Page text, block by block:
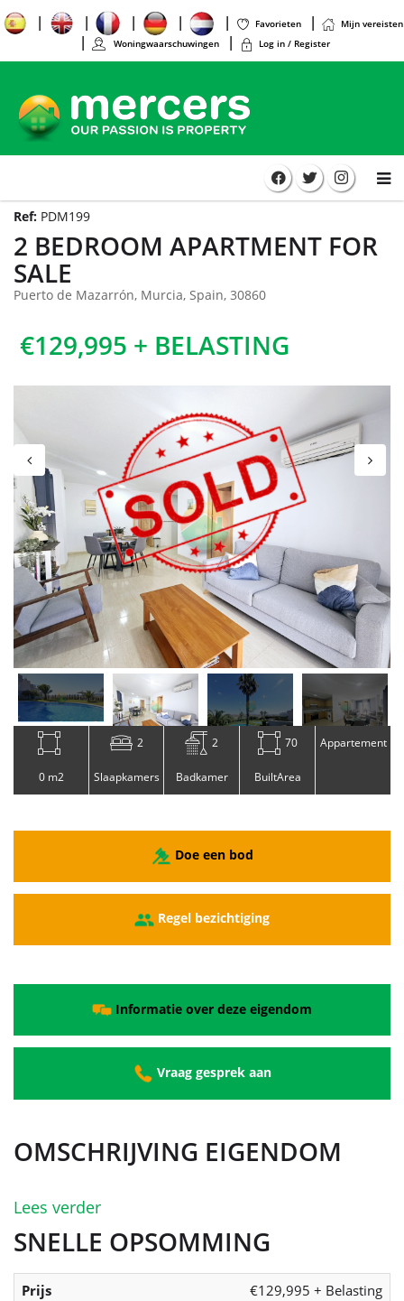
Favorieten
Mijn vereisten
Woningwaarschuwingen
Log in / Register
Ref: PDM199
2 BEDROOM APARTMENT FOR
SALE
Puerto de Mazarrón, Murcia, Spain, 30860
€129,995 + BELASTING
0 m2
2
Slaapkamers
2
Badkamer
70
BuiltArea
Appartement
Doe een bod
Regel bezichtiging
Informatie over deze eigendom
Vraag gesprek aan
OMSCHRIJVING EIGENDOM
Lees verder
SNELLE OPSOMMING
Prijs
€129,995 + Belasting